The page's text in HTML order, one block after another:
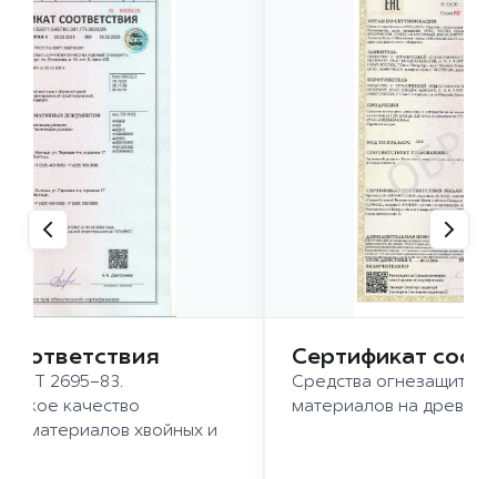
2695-83.
качество
хвойных и
Сертификат
Средства огнезащиты
материалов на